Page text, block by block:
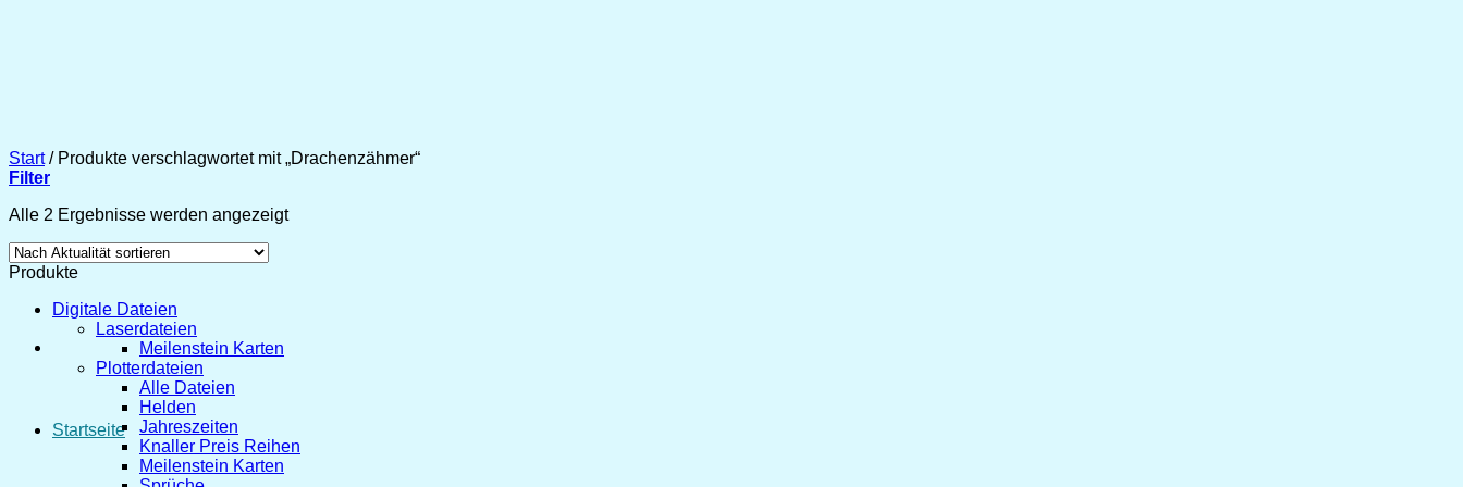
Startseite
Start /Produkte verschlagwortet mit „Drachenzähmer“
Filter
Alle 2 Ergebnisse werden angezeigtNach
Produkte
Digitale Dateien
Laserdateien
Meilenstein Karten
Plotterdateien
Alle Dateien
Helden
Jahreszeiten
Knaller Preis Reihen
Meilenstein Karten